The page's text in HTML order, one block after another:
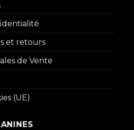
et retours
de Vente
(UE)